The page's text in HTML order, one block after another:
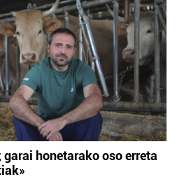
garai honetarako oso erreta